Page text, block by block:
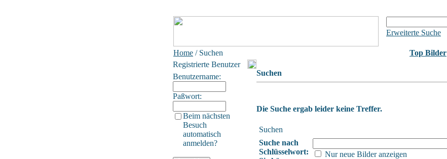
Erweiterte Suche
Home / Suchen Top Bilder
Registrierte Benutzer
Benutzername:
Paßwort:
Beim nächsten
Besuch
automatisch
anmelden?
Suchen
Die Suche ergab leider keine Treffer.
Suchen
Suche nach
Schlüsselwort:
Nur neue Bilder anzeigen